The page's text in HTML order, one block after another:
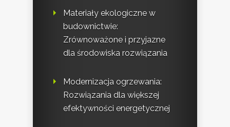
Materiały ekologiczne w
budownictwie:
Zrównoważone i przyjazne
dla środowiska rozwiązania
Modernizacja ogrzewania:
Rozwiązania dla większej
efektywności energetycznej